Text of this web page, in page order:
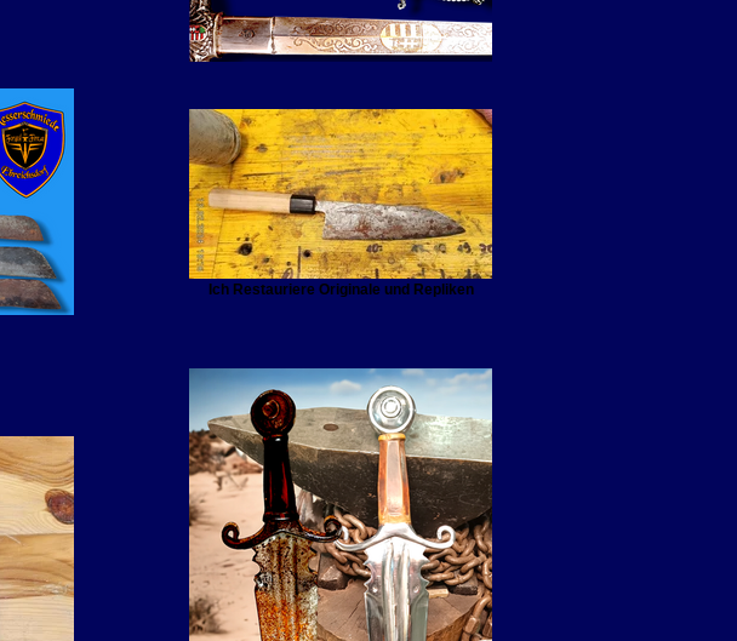
Ich Restauriere Originale und Repliken